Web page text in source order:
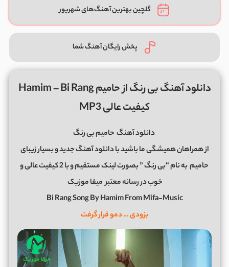
گلچین بهترین آهنگ‌های شهریور
پخش رایگان آهنگ شما
دانلود آهنگ بی رنگ از حامیم Hamim – Bi Rang
کیفیت عالی MP3
دانلود آهنگ حامیم بی رنگ
از همراهان همیشگی ما باشید با دانلود آهنگ جدید و بسیار زیبای
حامیم
به نام “بی رنگ ” بصورت لینک مستقیم و با 2 کیفیت عالی و
خوب در رسانه معتبرمیفا موزیک
Bi Rang Song By Hamim From Mifa-Music
بزودی … دمو قرار گرفت